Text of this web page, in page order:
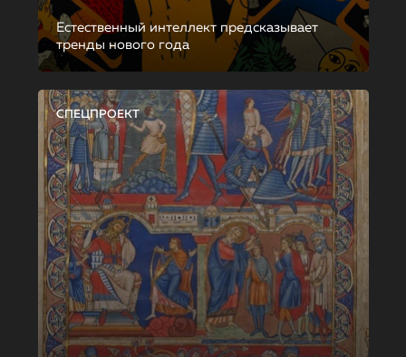
Естественный интеллект предсказывает
тренды нового года
СПЕЦПРОЕКТ